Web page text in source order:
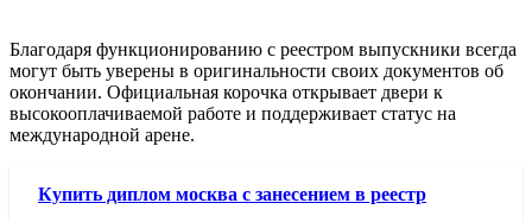
Благодаря функционированию с реестром выпускники всегда
могут быть уверены в оригинальности своих документов об
окончании. Официальная корочка открывает двери к
высокооплачиваемой работе и поддерживает статус на
международной арене.
Купить диплом москва с занесением в реестр